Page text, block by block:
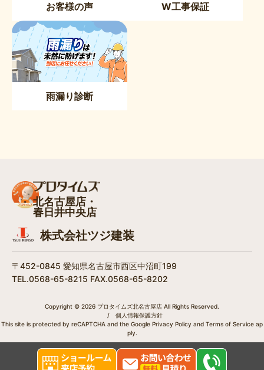
お客様の声 W工事保証
雨漏り診断
北名古屋店・
春日井中央店
株式会社ツジ建装
〒452-0845 愛知県名古屋市西区中沼町199
TEL.0568-65-8215 FAX.0568-65-8202
Copyright © 2026 プロタイムズ北名古屋店 All Rights Reserved.
/
個人情報保護方針
This site is protected by reCAPTCHA and the Google Privacy Policy and Terms of Service ap
ply.